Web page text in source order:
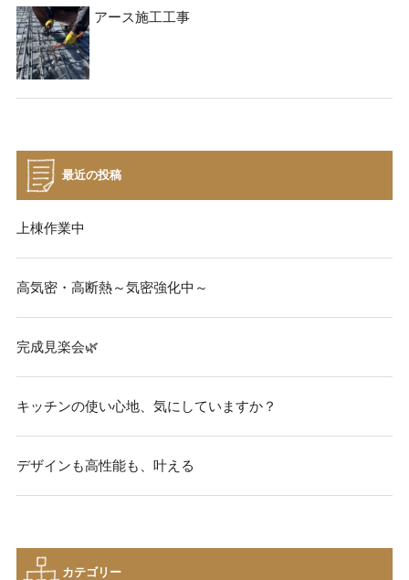
アース施工工事
最近の投稿
上棟作業中
高気密・高断熱～気密強化中～
完成見楽会🌿
キッチンの使い心地、気にしていますか？
デザインも高性能も、叶える
カテゴリー